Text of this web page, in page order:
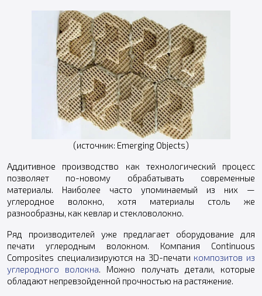
(источник: Emerging Objects)
Аддитивное производство как технологический процесс
позволяет по-новому обрабатывать современные
материалы. Наиболее часто упоминаемый из них —
углеродное волокно, хотя материалы столь же
разнообразны, как кевлар и стекловолокно.
Ряд производителей уже предлагает оборудование для
печати углеродным волокном. Компания Continuous
Composites специализируются на 3D-печати композитов из
углеродного волокна. Можно получать детали, которые
обладают непревзойденной прочностью на растяжение.